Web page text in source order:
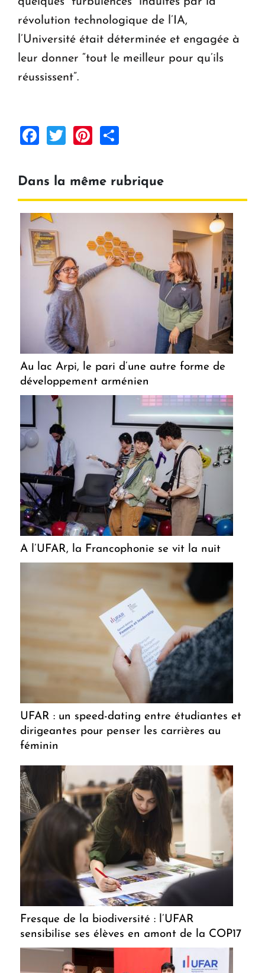
révolution technologique de l’IA,
l’Université était déterminée et engagée à
leur donner “tout le meilleur pour qu’ils
réussissent”.
Facebook
TwitterPinterest
Dans la même rubrique
Au lac Arpi, le pari d’une autre forme de
développement arménien
A l’UFAR, la Francophonie se vit la nuit
UFAR : un speed-dating entre étudiantes et
dirigeantes pour penser les carrières au
féminin
Fresque de la biodiversité : l’UFAR
sensibilise ses élèves en amont de la COP17